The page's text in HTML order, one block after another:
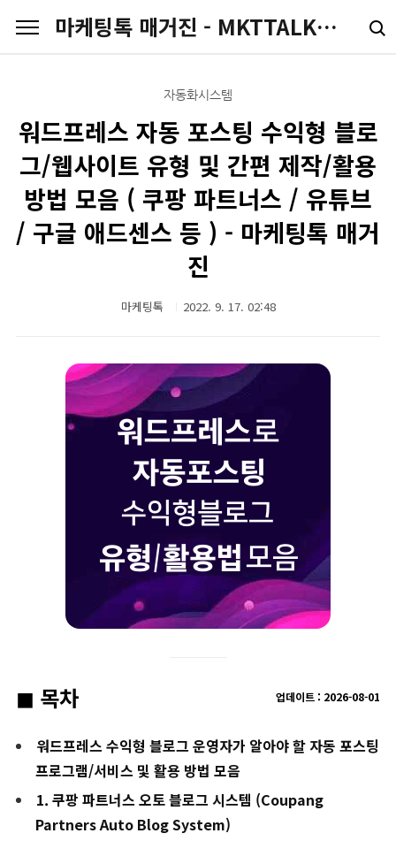
마케팅톡 매거진 - MKTTALK.COM
자동화시스템
워드프레스 자동 포스팅 수익형 블로
그/웹사이트 유형 및 간편 제작/활용
방법 모음 ( 쿠팡 파트너스 / 유튜브
/ 구글 애드센스 등 ) - 마케팅톡 매거
진
마케팅톡 2022. 9. 17. 02:48
◼︎ 목차 업데이트 : 2026-08-01
워드프레스 수익형 블로그 운영자가 알아야 할 자동 포스팅
프로그램/서비스 및 활용 방법 모음
1. 쿠팡 파트너스 오토 블로그 시스템 (Coupang
Partners Auto Blog System)